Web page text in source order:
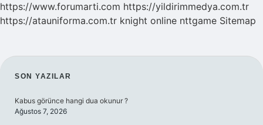
https://www.forumarti.com https://yildirimmedya.com.tr
https://atauniforma.com.tr knight online nttgame Sitemap
SIDEBAR
SON YAZILAR
Kabus görünce hangi dua okunur ?
Ağustos 7, 2026